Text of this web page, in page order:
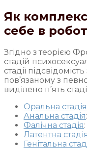
Як
себе в
Згідно з теорією
стадій
стадії
пов’язаному з
виділено п’ять
Оральна стадія
Анальна стадія
Фалічна стадія
Латентна стадія
Генітальна